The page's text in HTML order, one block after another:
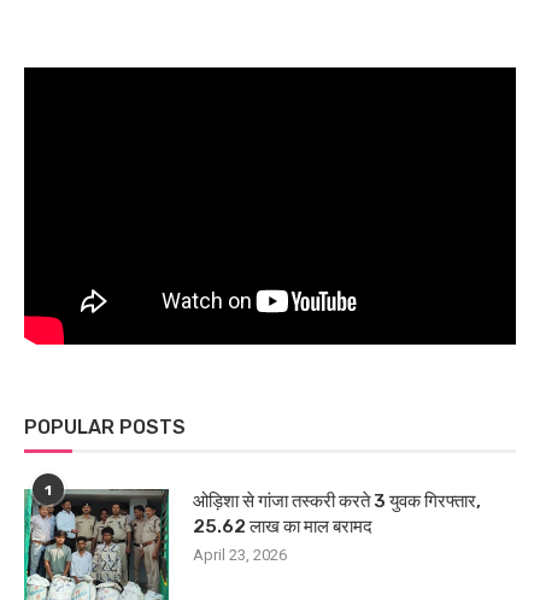
POPULAR POSTS
1
ओड़िशा से गांजा तस्करी करते 3 युवक गिरफ्तार,
25.62 लाख का माल बरामद
April 23, 2026